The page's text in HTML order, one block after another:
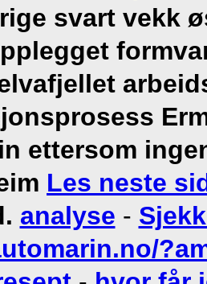
svart vekk
ettersom
Les neste
analyse -